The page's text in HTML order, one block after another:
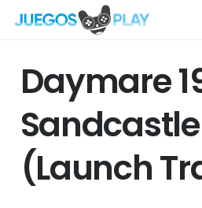
Daymare
Sandcastle
(Launch